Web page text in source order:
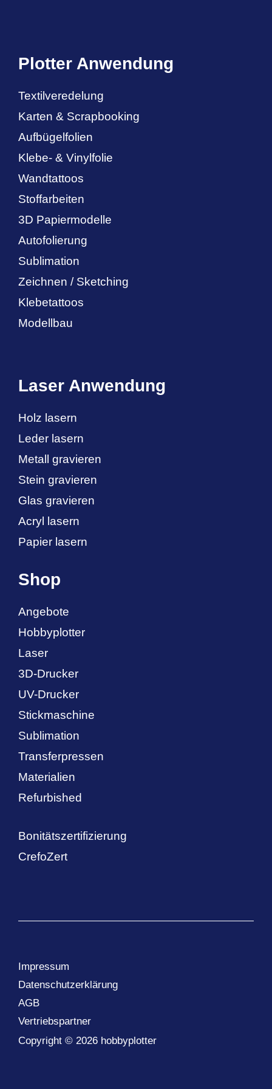
Plotter Anwendung
Textilveredelung
Karten & Scrapbooking
Aufbügelfolien
Klebe- & Vinylfolie
Wandtattoos
Stoffarbeiten
3D Papiermodelle
Autofolierung
Sublimation
Zeichnen / Sketching
Klebetattoos
Modellbau
Laser Anwendung
Holz lasern
Leder lasern
Metall gravieren
Stein gravieren
Glas gravieren
Acryl lasern
Papier lasern
Shop
Angebote
Hobbyplotter
Laser
3D-Drucker
UV-Drucker
Stickmaschine
Sublimation
Transferpressen
Materialien
Refurbished
Bonitätszertifizierung
CrefoZert
Copyright © 2026 hobbyplotter
Impressum
Datenschutzerklärung
AGB
Vertriebspartner